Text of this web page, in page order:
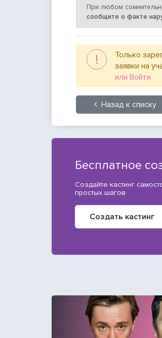
При любом
сообщите о факте
!
Только
заявки на
или Войти
Назад к списку
Бесплатное
Создайте кастинг
простых шагов
Создать кастинг